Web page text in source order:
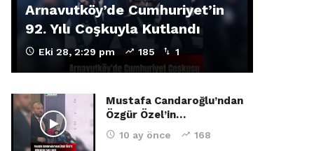
Arnavutköy’de Cumhuriyet’in
92. Yılı Coşkuyla Kutlandı
Eki 28, 2:29 pm 185 1
Mustafa Candaroğlu’ndan
Özgür Özel’in…
10 ay önce 168